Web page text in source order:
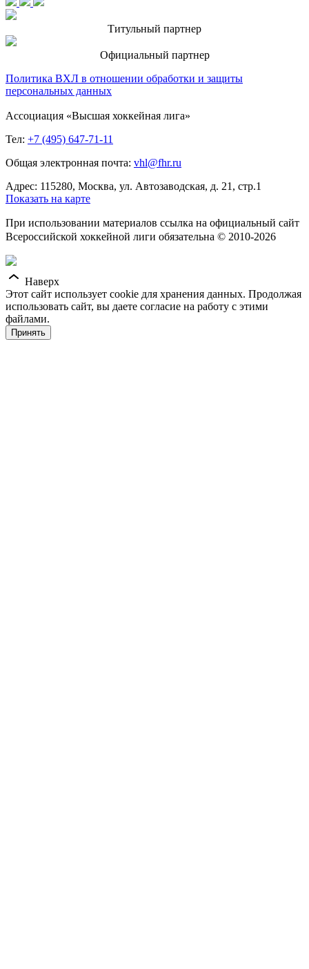
Титульный партнер
Официальный партнер
Политика ВХЛ в отношении обработки и защиты
персональных данных
Ассоциация «Высшая хоккейная лига»
Тел: +7 (495) 647-71-11
Общая электронная почта: vhl@fhr.ru
Адрес: 115280, Москва, ул. Автозаводская, д. 21, стр.1
Показать на карте
При использовании материалов ссылка на официальный сайт
Всероссийской хоккейной лиги обязательна © 2010-2026
Наверх
Этот сайт использует cookie для хранения данных. Продолжая
использовать сайт, вы даете согласие на работу с этими
файлами.
Принять